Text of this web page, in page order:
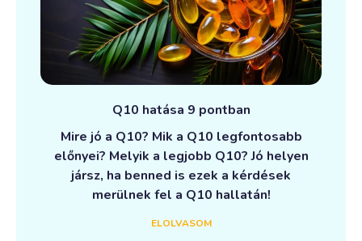
Q10 hatása 9 pontban
Mire jó a Q10? Mik a Q10 legfontosabb
előnyei? Melyik a legjobb Q10? Jó helyen
jársz, ha benned is ezek a kérdések
merülnek fel a Q10 hallatán!
ELOLVASOM